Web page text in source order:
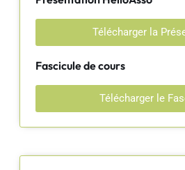
Télécharger la
Fascicule de cours
Télécharger le